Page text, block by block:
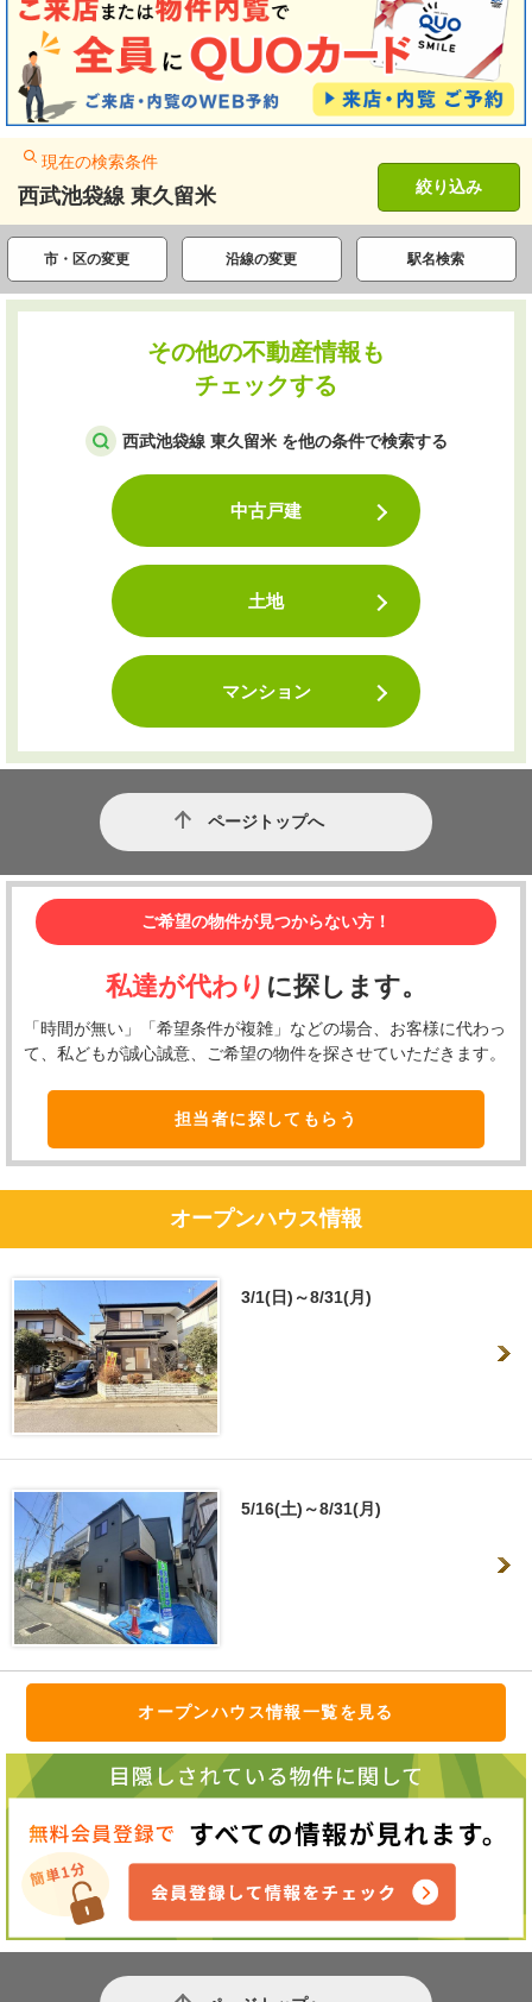
現在の検索条件
西武池袋線 東久留米 絞り込み
市・区の変更 沿線の変更 駅名検索
その他の不動産情報も
チェックする
西武池袋線 東久留米 を他の条件で検索する
中古戸建
土地
マンション
ページトップへ
ご希望の物件が見つからない方！
私達が代わり に探します。
「時間が無い」「希望条件が複雑」などの場合、お客様に代わっ
て、私どもが誠心誠意、ご希望の物件を探させていただきます。
担当者に探してもらう
オープンハウス情報
3/1(日)～8/31(月)
5/16(土)～8/31(月)
オープンハウス情報一覧を見る